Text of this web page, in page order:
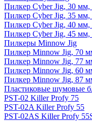
Пилкер Cyber Jig, 30 мм,
Пилкер Cyber Jig, 35 мм,
Пилкер Cyber Jig, 40 мм,
Пилкер Cyber Jig, 45 мм,
Пилкеры Minnow Jig
Пилкер Minnow Jig, 70
Пилкер Minnow Jig, 77
Пилкер Minnow Jig, 60
Пилкер Minnow Jig, 87
Пластиковые шумовые
PST-02 Killer Profy 75
PST-02A Killer Profy 55
PST-02AS Killer Profy